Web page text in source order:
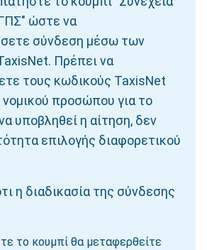
ώστε να
σύνδεση μέσω των
Πρέπει να
τους κωδικούς TaxisNet
προσώπου για το
υποβληθεί η αίτηση, δεν
επιλογής διαφορετικού
η διαδικασία της σύνδεσης
το κουμπί θα μεταφερθείτε